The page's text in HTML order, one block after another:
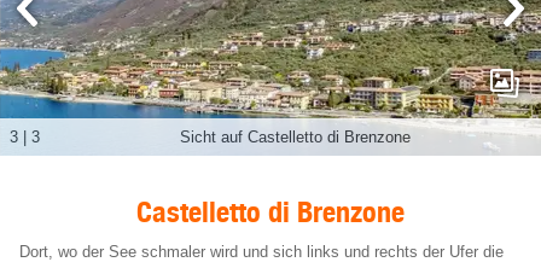
Sicht auf Castelletto di Brenzone
3 3
Castelletto di Brenzone
Dort, wo der See schmaler wird und sich links und rechts der Ufer die